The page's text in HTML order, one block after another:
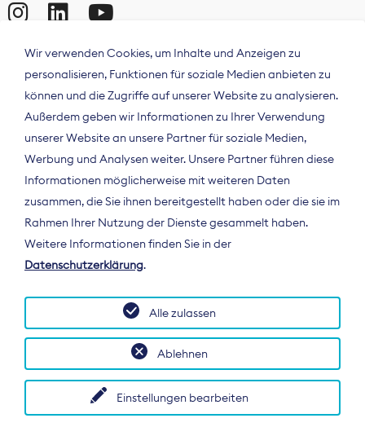
Der Bundesverband Digitalpublisher und
Zeitungsverleger (BDZV) vertritt als
Spitzenorganisation die Interessen der
Deutschland und auf EU-Ebene.
© 2026 BDZV. All rights reserved.
Wir verwenden Cookies, um Inhalte und Anzeigen zu
personalisieren, Funktionen für soziale Medien anbieten zu
können und die Zugriffe auf unserer Website zu analysieren.
Außerdem geben wir Informationen zu Ihrer Verwendung
unserer Website an unsere Partner für soziale Medien,
Werbung und Analysen weiter. Unsere Partner führen diese
Informationen möglicherweise mit weiteren Daten
zusammen, die Sie ihnen bereitgestellt haben oder die sie im
Rahmen Ihrer Nutzung der Dienste gesammelt haben.
Weitere Informationen finden Sie in der
Datenschutzerklärung.
Einstellungen bearbeiten
Ablehnen
Alle zulassen